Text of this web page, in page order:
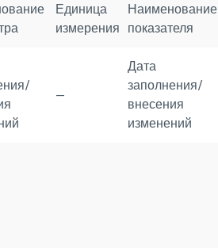
Единица
измерения
Наименование
показателя
—
Дата
заполнения/
внесения
изменений